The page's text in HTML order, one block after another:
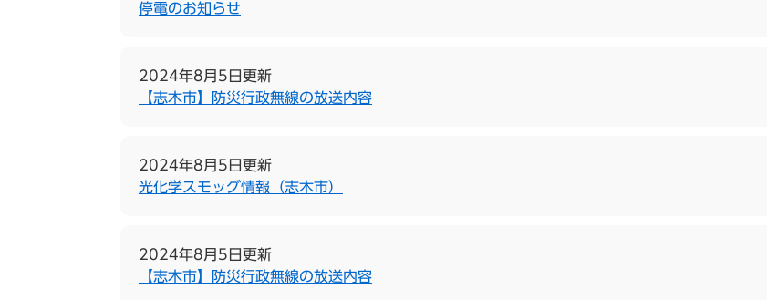
停電のお知らせ
2024年8月5日更新
【志木市】防災行政無線の放送内容
2024年8月5日更新
光化学スモッグ情報（志木市）
2024年8月5日更新
【志木市】防災行政無線の放送内容